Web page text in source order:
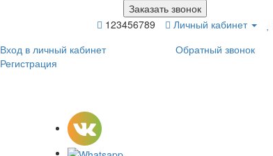
Заказать звонок
123456789 Личный кабинет
Вход в личный кабинет
Регистрация
Обратный звонок